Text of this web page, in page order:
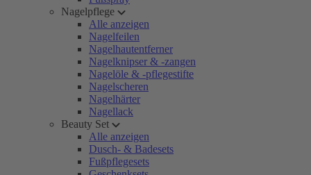
Nagelpflege
Alle anzeigen
Nagelfeilen
Nagelhautentferner
Nagelknipser & -zangen
Nagelöle & -pflegestifte
Nagelscheren
Nagelhärter
Nagellack
Beauty Set
Alle anzeigen
Dusch- & Badesets
Fußpflegesets